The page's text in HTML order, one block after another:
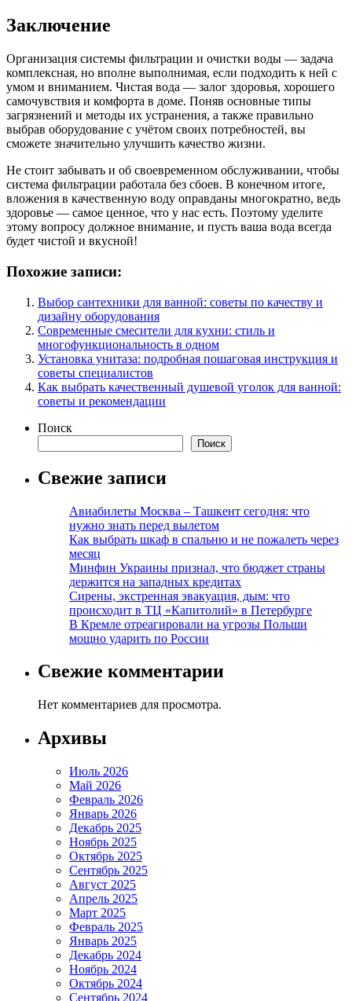
Заключение
Организация системы фильтрации и очистки воды — задача
комплексная, но вполне выполнимая, если подходить к ней с
умом и вниманием. Чистая вода — залог здоровья, хорошего
самочувствия и комфорта в доме. Поняв основные типы
загрязнений и методы их устранения, а также правильно
выбрав оборудование с учётом своих потребностей, вы
сможете значительно улучшить качество жизни.
Не стоит забывать и об своевременном обслуживании, чтобы
система фильтрации работала без сбоев. В конечном итоге,
вложения в качественную воду оправданы многократно, ведь
здоровье — самое ценное, что у нас есть. Поэтому уделите
этому вопросу должное внимание, и пусть ваша вода всегда
будет чистой и вкусной!
Похожие записи:
Выбор сантехники для ванной: советы по качеству и
дизайну оборудования
Современные смесители для кухни: стиль и
многофункциональность в одном
Установка унитаза: подробная пошаговая инструкция и
советы специалистов
Как выбрать качественный душевой уголок для ванной:
советы и рекомендации
Поиск
Поиск
Свежие записи
Авиабилеты Москва – Ташкент сегодня: что
нужно знать перед вылетом
Как выбрать шкаф в спальню и не пожалеть через
месяц
Минфин Украины признал, что бюджет страны
держится на западных кредитах
Сирены, экстренная эвакуация, дым: что
происходит в ТЦ «Капитолий» в Петербурге
В Кремле отреагировали на угрозы Польши
мощно ударить по России
Свежие комментарии
Нет комментариев для просмотра.
Архивы
Июль 2026
Май 2026
Февраль 2026
Январь 2026
Декабрь 2025
Ноябрь 2025
Октябрь 2025
Сентябрь 2025
Август 2025
Апрель 2025
Март 2025
Февраль 2025
Январь 2025
Декабрь 2024
Ноябрь 2024
Октябрь 2024
Сентябрь 2024